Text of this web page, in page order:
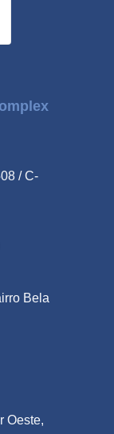
/ C-
Bela
Oeste,